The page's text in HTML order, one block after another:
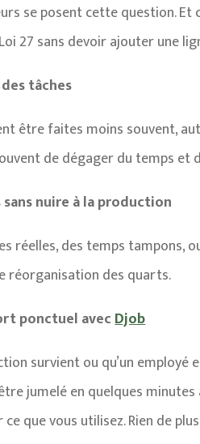
se posent cette question.
27 sans devoir ajouter une
tâches
être faites moins souvent,
de dégager du temps et
nuire à la production
réelles, des temps tampons,
réorganisation des quarts.
ponctuel avecDjob
survient ou qu’un
jumelé en quelques minutes
que vous utilisez. Rien de